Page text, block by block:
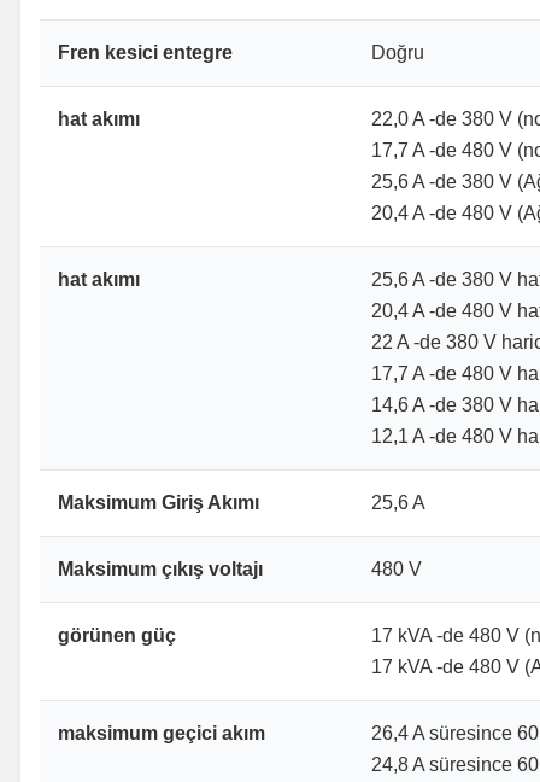
Fren kesici entegre Doğru
hat akımı
22,0 A -de 380 V
17,7 A -de 480 V
25,6 A -de 380 V
20,4 A -de 480 V
hat akımı
25,6 A -de 380 V
20,4 A -de 480 V
22 A -de 380 V
17,7 A -de 480 V
14,6 A -de 380 V
12,1 A -de 480 V
Maksimum Giriş Akımı 25,6 A
Maksimum çıkış voltajı 480 V
görünen güç
17 kVA -de 480 V
17 kVA -de 480 V
maksimum geçici akım
26,4 A süresince
24,8 A süresince